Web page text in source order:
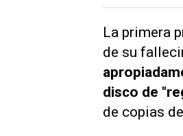
La primera
de su
disco de
de copias